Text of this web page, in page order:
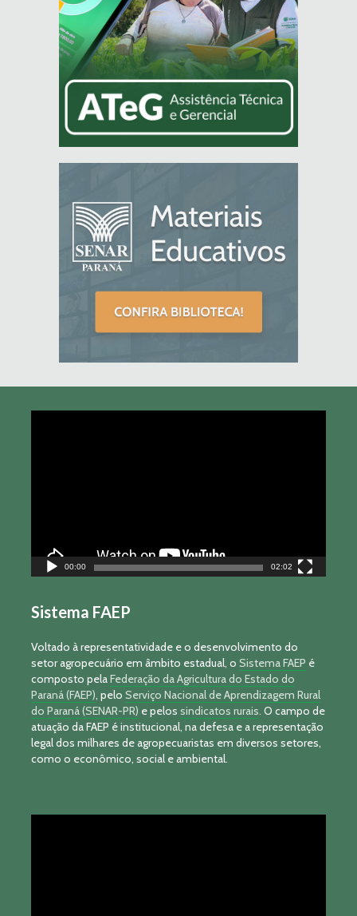
00:00 02:02
Sistema FAEP
Voltado à representatividade e o desenvolvimento do
setor agropecuário em âmbito estadual, o Sistema FAEP é
composto pelaFederação da Agricultura do Estado do
Paraná (FAEP), pelo Serviço Nacional de Aprendizagem Rural
do Paraná (SENAR-PR) e pelos sindicatos rurais. O campo de
atuação da FAEP é institucional, na defesa e a representação
legal dos milhares de agropecuaristas em diversos setores,
como o econômico, social e ambiental.